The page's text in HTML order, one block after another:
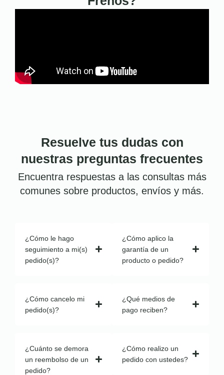
Resuelve tus dudas con
nuestras preguntas frecuentes
Encuentra respuestas a las consultas más
comunes sobre productos, envíos y más.
¿Cómo le hago
seguimiento a mi(s)
pedido(s)?
¿Cómo cancelo mi
pedido(s)?
¿Cuánto se demora
un reembolso de un
pedido?
¿Cómo aplico la
garantía de un
producto o pedido?
¿Qué medios de
pago reciben?
¿Cómo realizo un
pedido con ustedes?